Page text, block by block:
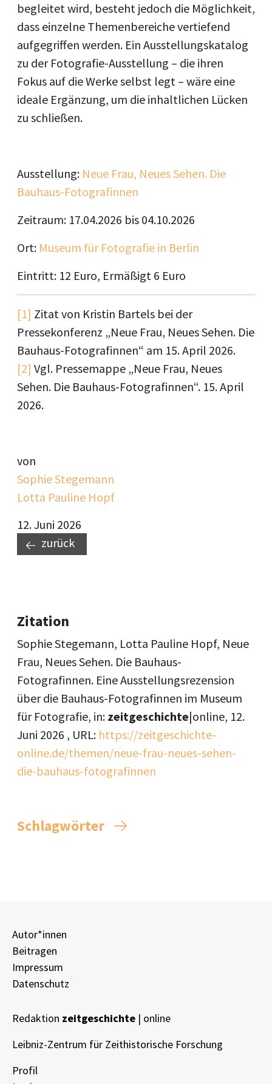
begleitet wird, besteht jedoch die Möglichkeit,
dass einzelne Themenbereiche vertiefend
aufgegriffen werden. Ein Ausstellungskatalog
zu der Fotografie-Ausstellung – die ihren
Fokus auf die Werke selbst legt – wäre eine
ideale Ergänzung, um die inhaltlichen Lücken
zu schließen.
Ausstellung: Neue Frau, Neues Sehen. Die
Bauhaus-Fotografinnen
Zeitraum: 17.04.2026 bis 04.10.2026
Ort: Museum für Fotografie in Berlin
Eintritt: 12 Euro, Ermäßigt 6 Euro
[1] Zitat von Kristin Bartels bei der
Pressekonferenz „Neue Frau, Neues Sehen. Die
Bauhaus-Fotografinnen“ am 15. April 2026.
[2] Vgl. Pressemappe „Neue Frau, Neues
Sehen. Die Bauhaus-Fotografinnen“. 15. April
2026.
von
Sophie Stegemann
Lotta Pauline Hopf
12. Juni 2026
zurück
Zitation
Sophie Stegemann, Lotta Pauline Hopf, Neue
Frau, Neues Sehen. Die Bauhaus-
Fotografinnen. Eine Ausstellungsrezension
über die Bauhaus-Fotografinnen im Museum
für Fotografie, in: zeitgeschichte|online, 12.
Juni 2026 , URL: https://zeitgeschichte-
online.de/themen/neue-frau-neues-sehen-
die-bauhaus-fotografinnen
Schlagwörter
Autor*innen
Beitragen
Impressum
Datenschutz
Redaktion zeitgeschichte | online
Leibniz-Zentrum für Zeithistorische Forschung
Profil